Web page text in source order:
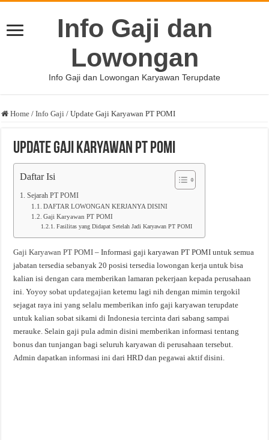
Info Gaji dan
Lowongan
Info Gaji dan Lowongan Karyawan Terupdate
Home / Info Gaji / Update Gaji Karyawan PT POMI
Update Gaji Karyawan PT POMI
Daftar Isi
Sejarah PT POMI
DAFTAR LOWONGAN KERJANYA DISINI
Gaji Karyawan PT POMI
Fasilitas yang Didapat Setelah Jadi Karyawan PT POMI
Gaji Karyawan PT POMI – Informasi gaji karyawan PT POMI untuk semua
jabatan tersedia sebanyak 20 posisi tersedia lowongan kerja untuk bisa
kalian isi dengan cara memberikan lamaran pekerjaan kepada perusahaan
ini. Yoyoy sobatupdategajian ketemu lagi nih dengan mimin tergokil
sejagat raya ini yang selalu memberikan info gaji karyawan terupdate
untuk kalian sobat sikami di Indonesia tercinta dari sabang sampai
merauke. Selain gaji pula admin disini memberikan informasi tentang
bonus dan tunjangan bagi seluruh karyawan di perusahaan tersebut.
Admin dapatkan informasi ini dari HRD dan pegawai aktif disini.